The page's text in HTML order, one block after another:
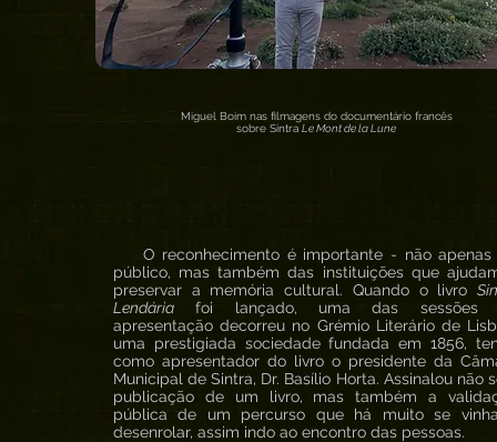
Miguel Boim nas filmagens do documentário francês
sobre Sintra Le Mont de la Lune
O reconhecimento é importante - não apenas
público, mas também das instituições que
preservar a memória cultural. Quando o livro
Lendária foi lançado, uma das sessões
apresentação decorreu no Grémio Literário de
uma prestigiada sociedade fundada em 1856,
como apresentador do livro o presidente da
Municipal de Sintra, Dr. Basílio Horta. Assinalou não
publicação de um livro, mas também a
pública de um percurso que há muito se
desenrolar, assim indo ao encontro das pessoas.